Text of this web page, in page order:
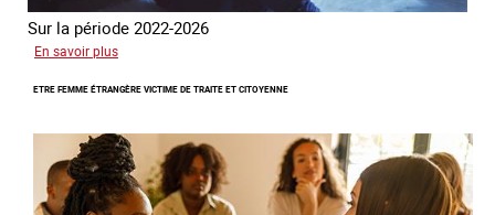
Sur la période 2022-2026
En savoir plus
GRETA
son
quatrième
rapport
sur
ETRE FEMME ÉTRANGÈRE VICTIME DE TRAITE ET CITOYENNE